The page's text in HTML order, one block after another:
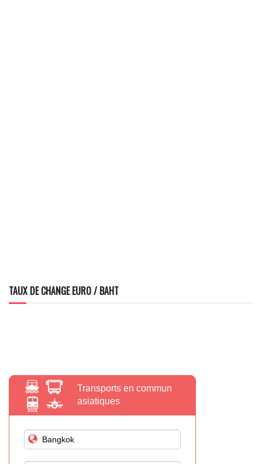
TAUX DE CHANGE EURO / BAHT
Transports en commun
asiatiques